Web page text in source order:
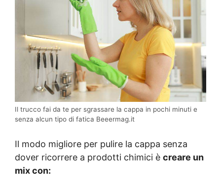
Il trucco fai da te per sgrassare la cappa in pochi minuti e
senza alcun tipo di fatica Beeermag.it
Il modo migliore per pulire la cappa senza
dover ricorrere a prodotti chimici è creare un
mix con: